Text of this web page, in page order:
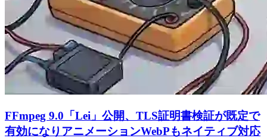
FFmpeg 9.0「Lei」公開、TLS証明書検証が既定で
有効になりアニメーションWebPもネイティブ対応